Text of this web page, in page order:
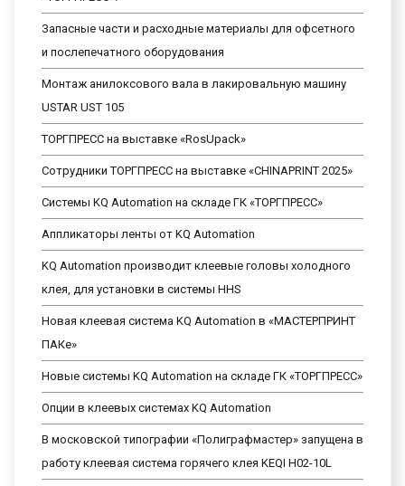
Запасные части и расходные материалы для офсетного
и послепечатного оборудования
Монтаж анилоксового вала в лакировальную машину
USTAR UST 105
ТОРГПРЕСС на выставке «RosUpack»
Сотрудники ТОРГПРЕСС на выставке «CHINAPRINT 2025»
Системы KQ Automation на складе ГК «ТОРГПРЕСС»
Аппликаторы ленты от KQ Automation
KQ Automation производит клеевые головы холодного
клея, для установки в системы HHS
Новая клеевая система KQ Automation в «МАСТЕРПРИНТ
ПАКе»
Новые системы KQ Automation на складе ГК «ТОРГПРЕСС»
Опции в клеевых системах KQ Automation
В московской типографии «Полиграфмастер» запущена в
работу клеевая система горячего клея KEQI H02-10L